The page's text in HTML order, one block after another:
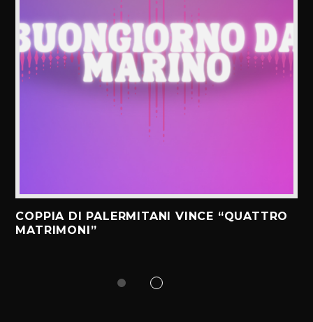
COPPIA DI PALERMITANI VINCE “QUATTRO
MATRIMONI”